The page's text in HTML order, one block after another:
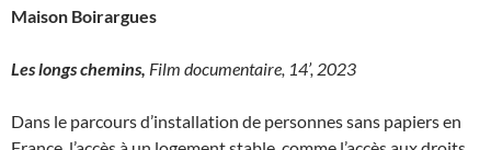
Maison Boirargues
Les longs chemins, Film documentaire, 14’, 2023
Dans le parcours d’installation de personnes sans papiers en